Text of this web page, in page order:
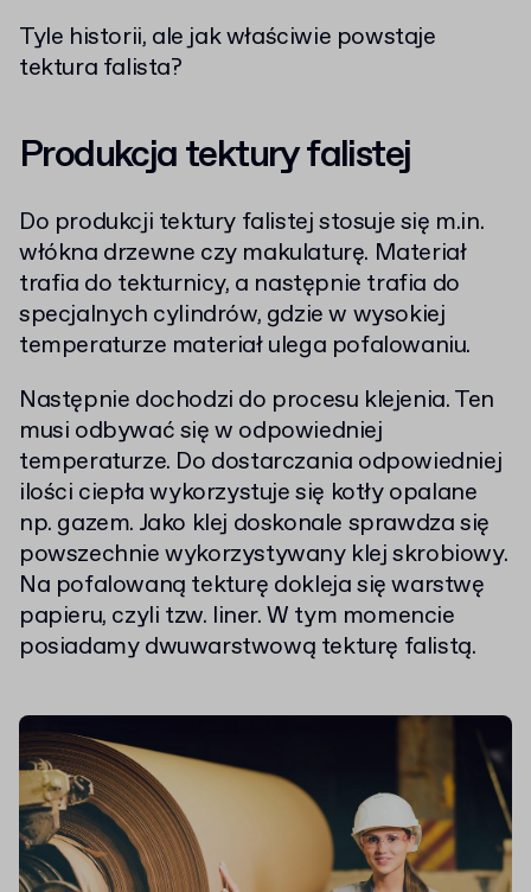
Tyle historii, ale jak właściwie powstaje
tektura falista?
Produkcja tektury falistej
Do produkcji tektury falistej stosuje się m.in.
włókna drzewne czy makulaturę. Materiał
trafia do tekturnicy, a następnie trafia do
specjalnych cylindrów, gdzie w wysokiej
temperaturze materiał ulega pofalowaniu.
Następnie dochodzi do procesu klejenia. Ten
musi odbywać się w odpowiedniej
temperaturze. Do dostarczania odpowiedniej
ilości ciepła wykorzystuje się kotły opalane
np. gazem. Jako klej doskonale sprawdza się
powszechnie wykorzystywany klej skrobiowy.
Na pofalowaną tekturę dokleja się warstwę
papieru, czyli tzw. liner. W tym momencie
posiadamy dwuwarstwową tekturę falistą.